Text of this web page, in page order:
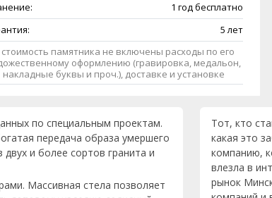
1 год бесплатно
5 лет
стоимость памятника не включены расходы по его
оформлению (гравировка, медальон,
накладные буквы и проч.), доставке и установке
по специальным проектам.
передача образа умершего
и более сортов гранита и
Массивная стела позволяет
Тот, кто
какая это
компанию,
влезла в
рынок